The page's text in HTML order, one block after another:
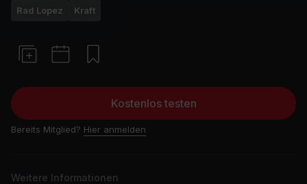
Rad Lopez Kraft
Kostenlos testen
Bereits Mitglied? Hier anmelden
Weitere Informationen